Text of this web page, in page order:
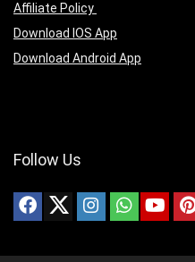
Affiliate Policy
Download IOS App
Download Android App
Follow Us